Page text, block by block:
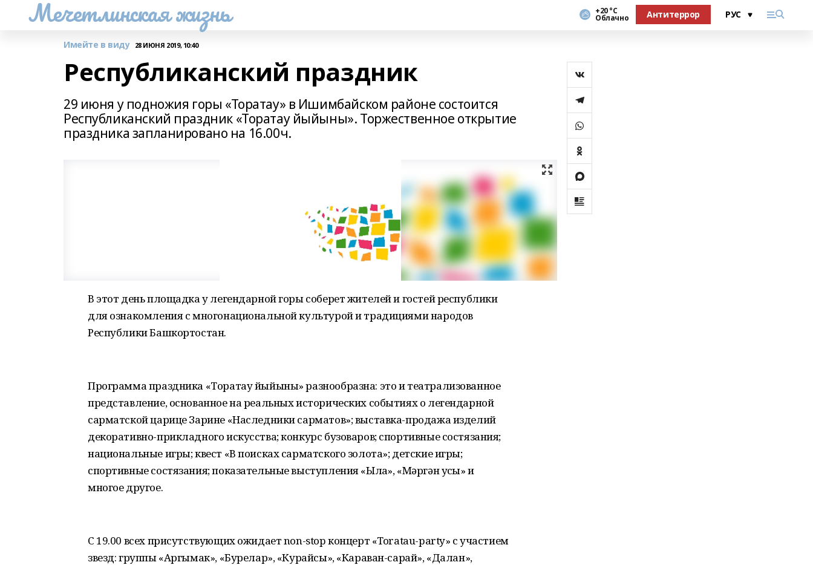
Мечетлинская жизнь +20 °С
Облачно Антитеррор
Имейте в виду 28 ИЮНЯ 2019, 10:40
Республиканский праздник
29 июня у подножия горы «Торатау» в Ишимбайском районе состоится
Республиканский праздник «Торатау йыйыны». Торжественное открытие
праздника запланировано на 16.00ч.
В этот день площадка у легендарной горы соберет жителей и гостей республики
для ознакомления с многонациональной культурой и традициями народов
Республики Башкортостан.
Программа праздника «Торатау йыйыны» разнообразна: это и театрализованное
представление, основанное на реальных исторических событиях о легендарной
сарматской царице Зарине «Наследники сарматов»; выставка-продажа изделий
декоративно-прикладного искусства; конкурс бузоваров; спортивные состязания;
национальные игры; квест «В поисках сарматского золота»; детские игры;
спортивные состязания; показательные выступления «Ылаҡ», «Мәргән уҡсы» и
многое другое.
С 19.00 всех присутствующих ожидает non-stop концерт «Toratau-party» с участием
звезд: группы «Аргымак», «Бурелар», «Курайсы», «Караван-сарай», «Далан»,